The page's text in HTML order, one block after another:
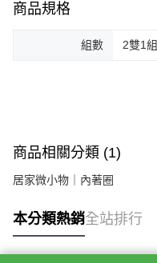
商品規格
組數 2雙1組
商品相關分類 (1)
居家微小物｜內著圈
本分類熱銷全站排行